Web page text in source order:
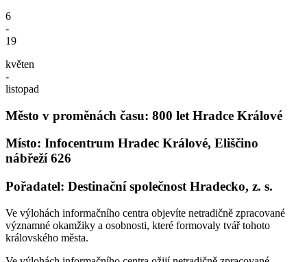
6
-
19
květen
-
listopad
Město v proměnách času: 800 let Hradce Králové
Místo: Infocentrum Hradec Králové, Eliščino
nábřeží 626
Pořadatel: Destinační společnost Hradecko, z. s.
Ve výlohách informačního centra objevíte netradičně zpracované
významné okamžiky a osobnosti, které formovaly tvář tohoto
královského města.